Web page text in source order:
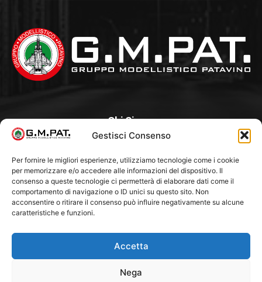
Gestisci Consenso
Per fornire le migliori esperienze, utilizziamo tecnologie come i cookie
per memorizzare e/o accedere alle informazioni del dispositivo. Il
consenso a queste tecnologie ci permetterà di elaborare dati come il
comportamento di navigazione o ID unici su questo sito. Non
acconsentire o ritirare il consenso può influire negativamente su alcune
caratteristiche e funzioni.
Accetta
Nega
Chi Siamo
con l’intento di creare a Padova un punto di aggregazione e
di riferimento per l’hobby del modellismo statico. Tra i Soci
“fondatori” ci sono Franco Callegari e Gianni Besenzon.
Seguici Su